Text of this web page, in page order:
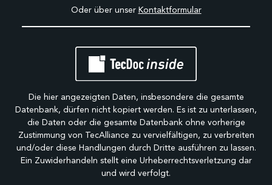
Oder über unser Kontaktformular
Die hier angezeigten Daten, insbesondere die gesamte
Datenbank, dürfen nicht kopiert werden. Es ist zu unterlassen,
die Daten oder die gesamte Datenbank ohne vorherige
Zustimmung von TecAlliance zu vervielfältigen, zu verbreiten
und/oder diese Handlungen durch Dritte ausführen zu lassen.
Ein Zuwiderhandeln stellt eine Urheberrechtsverletzung dar
und wird verfolgt.